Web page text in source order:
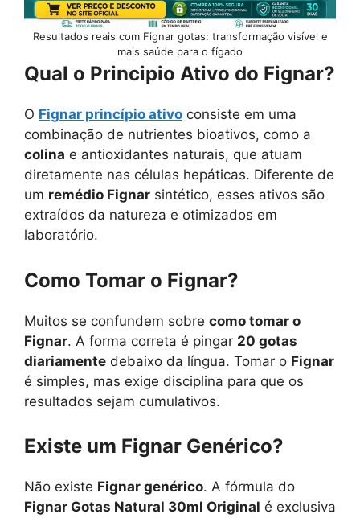
Resultados reais com Fignar gotas: transformação visível e
mais saúde para o fígado
Qual o Principio Ativo do Fignar?
O Fignar princípio ativo consiste em uma
combinação de nutrientes bioativos, como a
colina e antioxidantes naturais, que atuam
diretamente nas células hepáticas. Diferente de
um remédio Fignar sintético, esses ativos são
extraídos da natureza e otimizados em
laboratório.
Como Tomar o Fignar?
Muitos se confundem sobre como tomar o
Fignar. A forma correta é pingar 20 gotas
diariamente debaixo da língua. Tomar o Fignar
é simples, mas exige disciplina para que os
resultados sejam cumulativos.
Existe um Fignar Genérico?
Não existe Fignar genérico. A fórmula do
Fignar Gotas Natural 30ml Original é exclusiva